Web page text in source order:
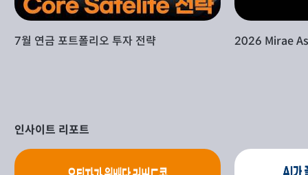
7월 연금 포트폴리오 투자 전략 2026 Mirae
인사이트 리포트